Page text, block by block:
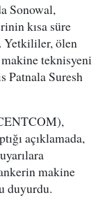
Sonowal,
kısa süre
Yetkililer, ölen
teknisyeni
Patnala Suresh
açıklamada,
makine
duyurdu.